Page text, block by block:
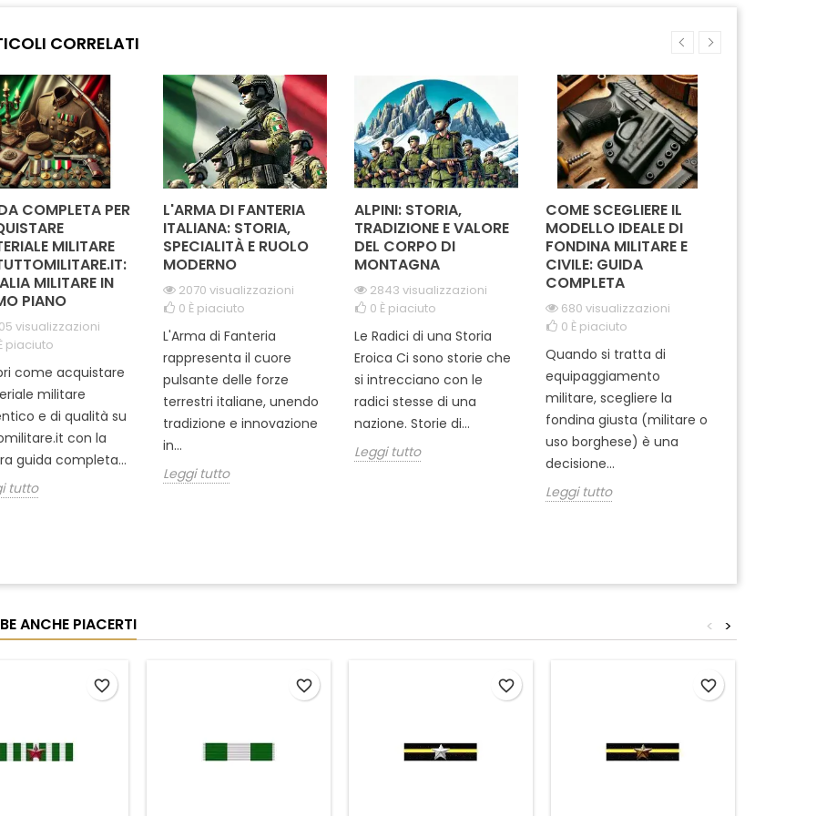
elegante e distintivo
indossato con
su uniformi o...
elegante e sobrio lo rende
perfetto...
lo rende perfetto per...
risorse naturali. Realizzato
il nastrino è un tributo...
CORRELATI
COMPLETA PER
MILITARE
MILITARE IN
PIANO
visualizzazioni
piaciuto
come acquistare
militare
e di qualità su
con la
guida completa...
tutto
L'ARMA DI FANTERIA
ITALIANA: STORIA,
SPECIALITÀ E RUOLO
MODERNO
2070 visualizzazioni
0 È piaciuto
L'Arma di Fanteria
rappresenta il cuore
pulsante delle forze
terrestri italiane, unendo
tradizione e innovazione
in...
Leggi tutto
ALPINI: STORIA,
TRADIZIONE E VALORE
DEL CORPO DI
MONTAGNA
2843 visualizzazioni
0 È piaciuto
Le Radici di una Storia
Eroica Ci sono storie che
si intrecciano con le
radici stesse di una
nazione. Storie di...
Leggi tutto
COME SCEGLIERE IL
MODELLO IDEALE DI
FONDINA MILITARE E
CIVILE: GUIDA
COMPLETA
680 visualizzazioni
0 È piaciuto
Quando si tratta di
equipaggiamento
militare, scegliere la
fondina giusta (militare o
uso borghese) è una
decisione...
Leggi tutto
ANCHE PIACERTI >
<
favorite_border favorite_border favorite_border favorite_border